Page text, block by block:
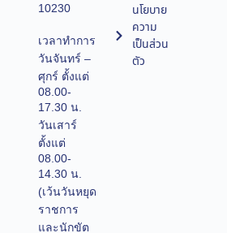
10230
เวลาทำการ
วันจันทร์ –
ศุกร์ ตั้งแต่
08.00-
17.30 น.
วันเสาร์
ตั้งแต่
08.00-
14.30 น.
(เว้นวันหยุด
ราชการ
และนักขัต
นโยบาย
ความ
เป็นส่วน
ตัว